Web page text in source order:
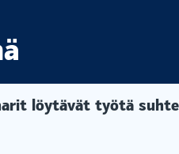
löytävät työtä